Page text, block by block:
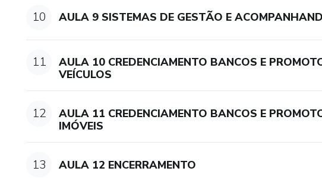
10 AULA 9 SISTEMAS DE GESTÃO E
11
AULA 10 CREDENCIAMENTO BANCOS E
VEÍCULOS
12
AULA 11 CREDENCIAMENTO BANCOS E
IMÓVEIS
13 AULA 12 ENCERRAMENTO